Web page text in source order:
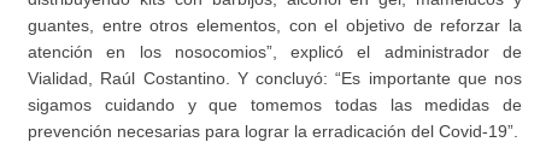
guantes, entre otros elementos, con el objetivo de reforzar la
atención en los nosocomios”, explicó el administrador de
Vialidad, Raúl Costantino. Y concluyó: “Es importante que nos
sigamos cuidando y que tomemos todas las medidas de
prevención necesarias para lograr la erradicación del Covid-19”.